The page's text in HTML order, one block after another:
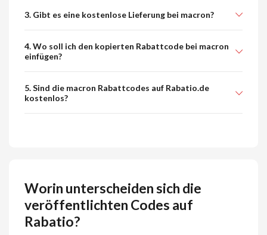
3. Gibt es eine kostenlose Lieferung bei macron?
4. Wo soll ich den kopierten Rabattcode bei macron
einfügen?
5. Sind die macron Rabattcodes auf Rabatio.de
kostenlos?
Worin unterscheiden sich die
veröffentlichten Codes auf
Rabatio?